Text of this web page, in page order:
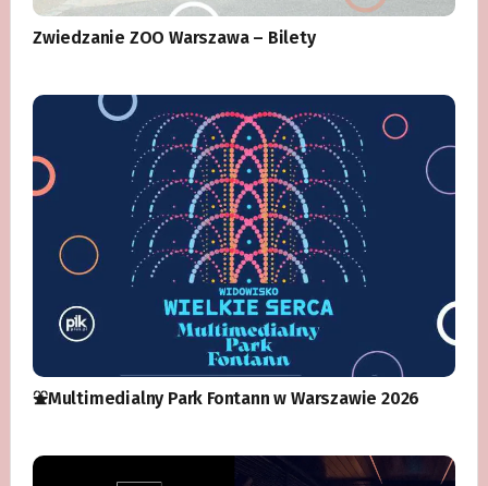
Zwiedzanie ZOO Warszawa – Bilety
⛲️Multimedialny Park Fontann w Warszawie 2026